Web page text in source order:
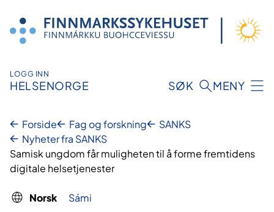
innhold
LOGG INN
HELSENORGE SØK MENY
Forside Fag og forskning
SANKS
Nyheter fra SANKS
Samisk ungdom får muligheten til å forme fremtidens
digitale helsetjenester
Norsk Sámi